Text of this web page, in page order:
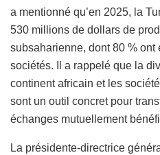
a mentionné qu’en 2025, la
530 millions de dollars de
subsaharienne, dont 80 % ont
sociétés. Il a rappelé que la
continent africain et les
sont un outil concret pour
échanges mutuellement
La présidente-directrice